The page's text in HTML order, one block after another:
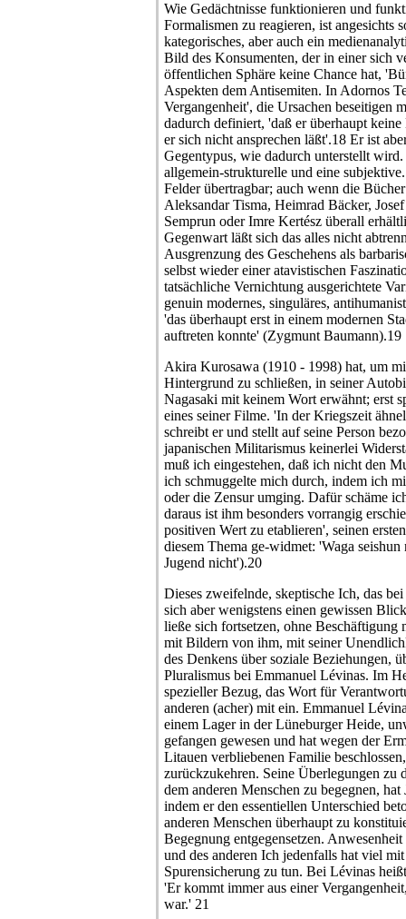
Wie Gedächtnisse funktionieren und
Formalismen zu reagieren, ist angesichts
kategorisches, aber auch ein
Bild des Konsumenten, der in einer sich
öffentlichen Sphäre keine Chance hat,
Aspekten dem Antisemiten. In Adornos
Vergangenheit', die Ursachen beseitigen
dadurch definiert, 'daß er überhaupt
er sich nicht ansprechen läßt'.18 Er ist
Gegentypus, wie dadurch unterstellt
allgemein-strukturelle und eine
Felder übertragbar; auch wenn die
Aleksandar Tisma, Heimrad Bäcker,
Semprun oder Imre Kertész überall
Gegenwart läßt sich das alles nicht
Ausgrenzung des Geschehens als
selbst wieder einer atavistischen
tatsächliche Vernichtung ausgerichtete
genuin modernes, singuläres,
'das überhaupt erst in einem modernen
auftreten konnte' (Zygmunt Baumann).19
Akira Kurosawa (1910 - 1998) hat, um
Hintergrund zu schließen, in seiner
Nagasaki mit keinem Wort erwähnt; erst
eines seiner Filme. 'In der Kriegszeit
schreibt er und stellt auf seine Person
japanischen Militarismus keinerlei
muß ich eingestehen, daß ich nicht den
ich schmuggelte mich durch, indem ich
oder die Zensur umging. Dafür schäme
daraus ist ihm besonders vorrangig
positiven Wert zu etablieren', seinen
diesem Thema ge-widmet: 'Waga
Jugend nicht').20
Dieses zweifelnde, skeptische Ich, das
sich aber wenigstens einen gewissen
ließe sich fortsetzen, ohne Beschäftigung
mit Bildern von ihm, mit seiner
des Denkens über soziale Beziehungen,
Pluralismus bei Emmanuel Lévinas. Im
spezieller Bezug, das Wort für
anderen (acher) mit ein. Emmanuel
einem Lager in der Lüneburger Heide,
gefangen gewesen und hat wegen der
Litauen verbliebenen Familie
zurückzukehren. Seine Überlegungen zu
dem anderen Menschen zu begegnen,
indem er den essentiellen Unterschied
anderen Menschen überhaupt zu
Begegnung entgegensetzen.
und des anderen Ich jedenfalls hat viel
Spurensicherung zu tun. Bei Lévinas
'Er kommt immer aus einer
war.' 21